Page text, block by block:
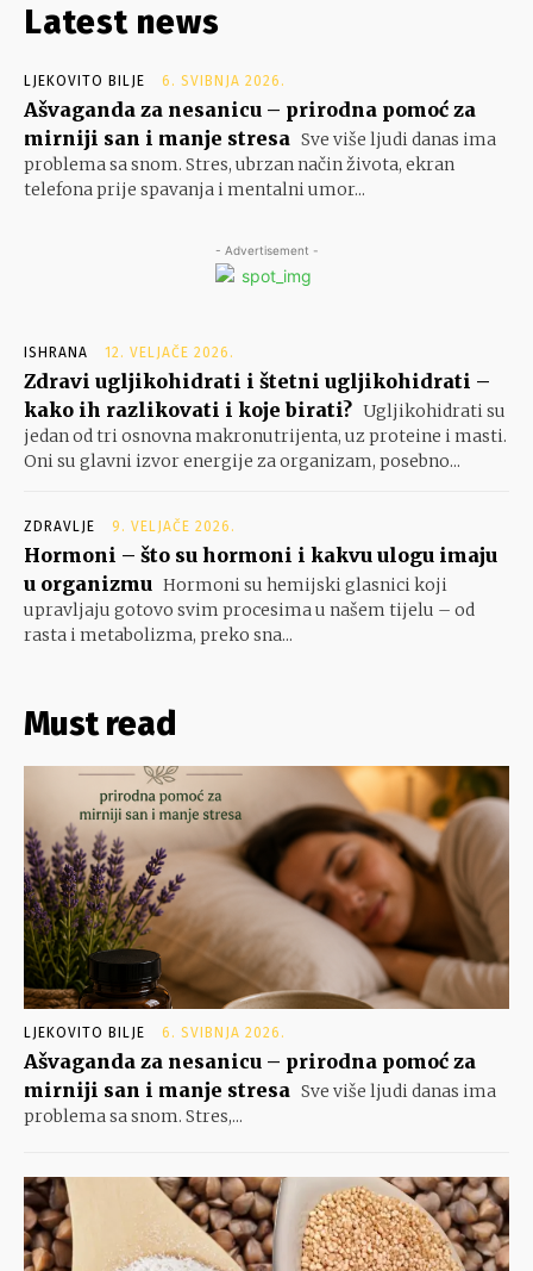
Latest news
LJEKOVITO BILJE 6. SVIBNJA 2026.
Ašvaganda za nesanicu – prirodna pomoć za
mirniji san i manje stresa Sve više ljudi danas ima
problema sa snom. Stres, ubrzan način života, ekran
telefona prije spavanja i mentalni umor...
- Advertisement -
ISHRANA 12. VELJAČE 2026.
Zdravi ugljikohidrati i štetni ugljikohidrati –
kako ih razlikovati i koje birati? Ugljikohidrati su
jedan od tri osnovna makronutrijenta, uz proteine i masti.
Oni su glavni izvor energije za organizam, posebno...
ZDRAVLJE 9. VELJAČE 2026.
Hormoni – što su hormoni i kakvu ulogu imaju
u organizmu Hormoni su hemijski glasnici koji
upravljaju gotovo svim procesima u našem tijelu – od
rasta i metabolizma, preko sna...
Must read
LJEKOVITO BILJE 6. SVIBNJA 2026.
Ašvaganda za nesanicu – prirodna pomoć za
mirniji san i manje stresa Sve više ljudi danas ima
problema sa snom. Stres,...